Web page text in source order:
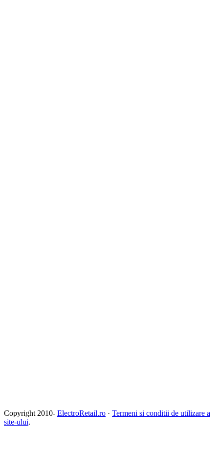
Copyright 2010- ElectroRetail.ro · Termeni si conditii de utilizare a
site-ului.